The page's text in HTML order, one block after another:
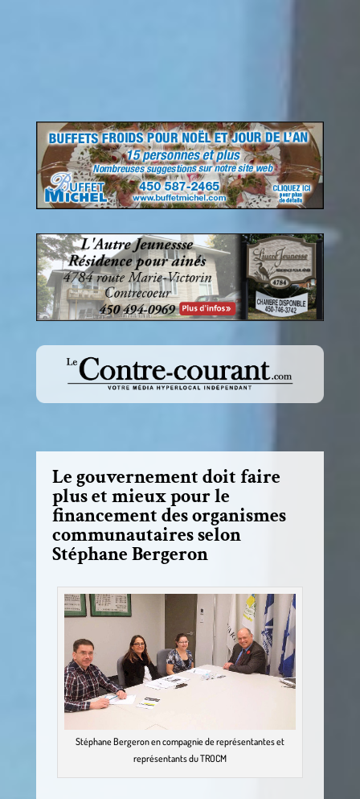
Le gouvernement doit faire
plus et mieux pour le
financement des organismes
communautaires selon
Stéphane Bergeron
Stéphane Bergeron en compagnie de représentantes et
représentants du TROCM